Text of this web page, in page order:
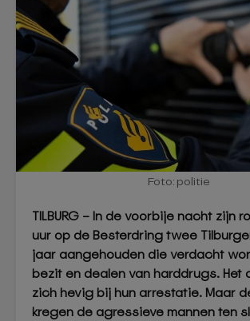
Foto: politie
TILBURG – In de voorbije nacht zijn
uur op de Besterdring twee
jaar aangehouden die verdacht
bezit en dealen van harddrugs. Het
zich hevig bij hun arrestatie. Maar
kregen de agressieve mannen ten